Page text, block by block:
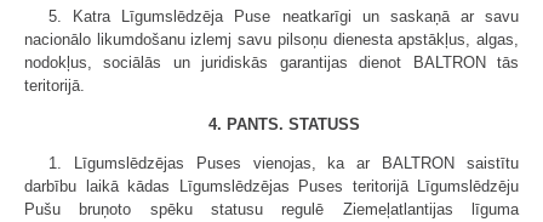
5. Katra Līgumslēdzēja Puse neatkarīgi un saskaņā ar savu
nacionālo likumdošanu izlemj savu pilsoņu dienesta apstākļus, algas,
nodokļus, sociālās un juridiskās garantijas dienot BALTRON tās
teritorijā.
4. PANTS. STATUSS
1. Līgumslēdzējas Puses vienojas, ka ar BALTRON saistītu
darbību laikā kādas Līgumslēdzējas Puses teritorijā Līgumslēdzēju
Pušu bruņoto spēku statusu regulē Ziemeļatlantijas līguma